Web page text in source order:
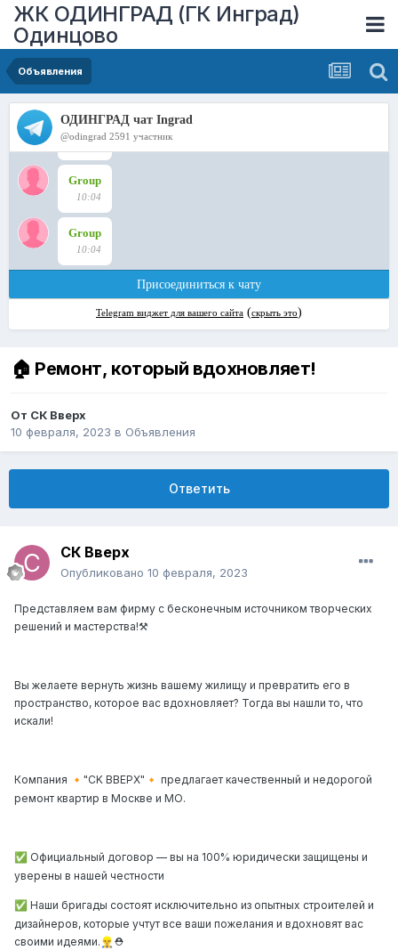
ЖК ОДИНГРАД (ГК Инград)
Одинцово
Объявления
🏠 Ремонт, который вдохновляет!
От СК Вверх
10 февраля, 2023 в Объявления
Ответить
СК Вверх
Опубликовано 10 февраля, 2023
Представляем вам фирму с бесконечным источником творческих
решений и мастерства!⚒
Вы желаете вернуть жизнь вашему жилищу и превратить его в
пространство, которое вас вдохновляет? Тогда вы нашли то, что
искали!
Компания 🔸 "СK ВВЕРХ" 🔸 предлагает качественный и недорогой
ремонт квартир в Москве и МО.
✅ Официальный договор — вы на 100% юридически защищены и
уверены в нашей честности
✅ Наши бригады состоят исключительно из опытных строителей и
дизайнеров, которые учтут все ваши пожелания и вдохновят вас
своими идеями. 👷‍♂️ ⛑